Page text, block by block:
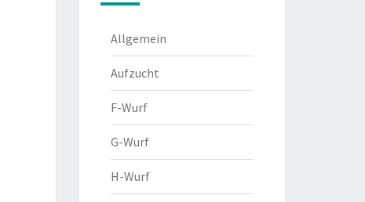
Allgemein
Aufzucht
F-Wurf
G-Wurf
H-Wurf